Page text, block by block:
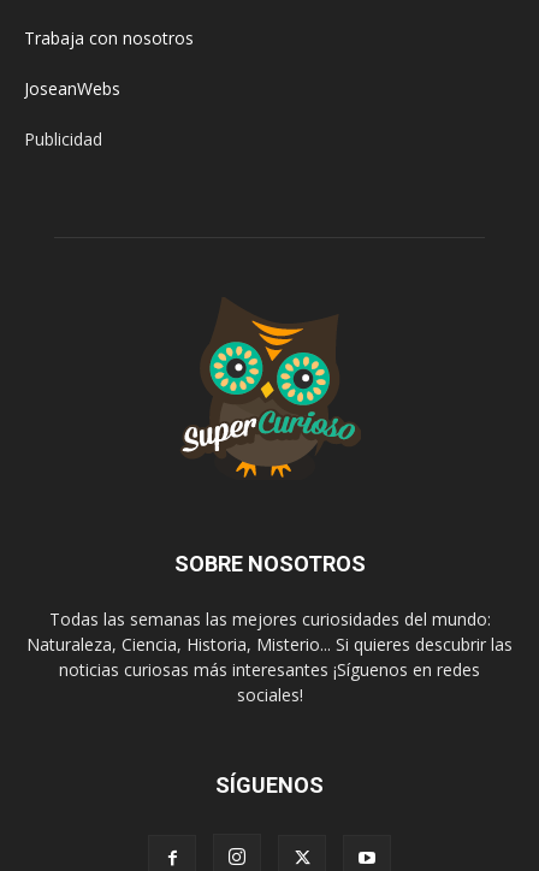
Trabaja con nosotros
JoseanWebs
Publicidad
SOBRE NOSOTROS
Todas las semanas las mejores curiosidades del mundo:
Naturaleza, Ciencia, Historia, Misterio... Si quieres descubrir las
noticias curiosas más interesantes ¡Síguenos en redes
sociales!
SÍGUENOS